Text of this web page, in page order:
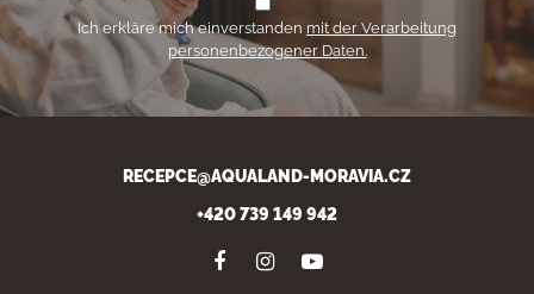
Ich erkläre mich einverstanden mit der Verarbeitung
personenbezogener Daten.
RECEPCE@AQUALAND-MORAVIA.CZ
+420 739 149 942